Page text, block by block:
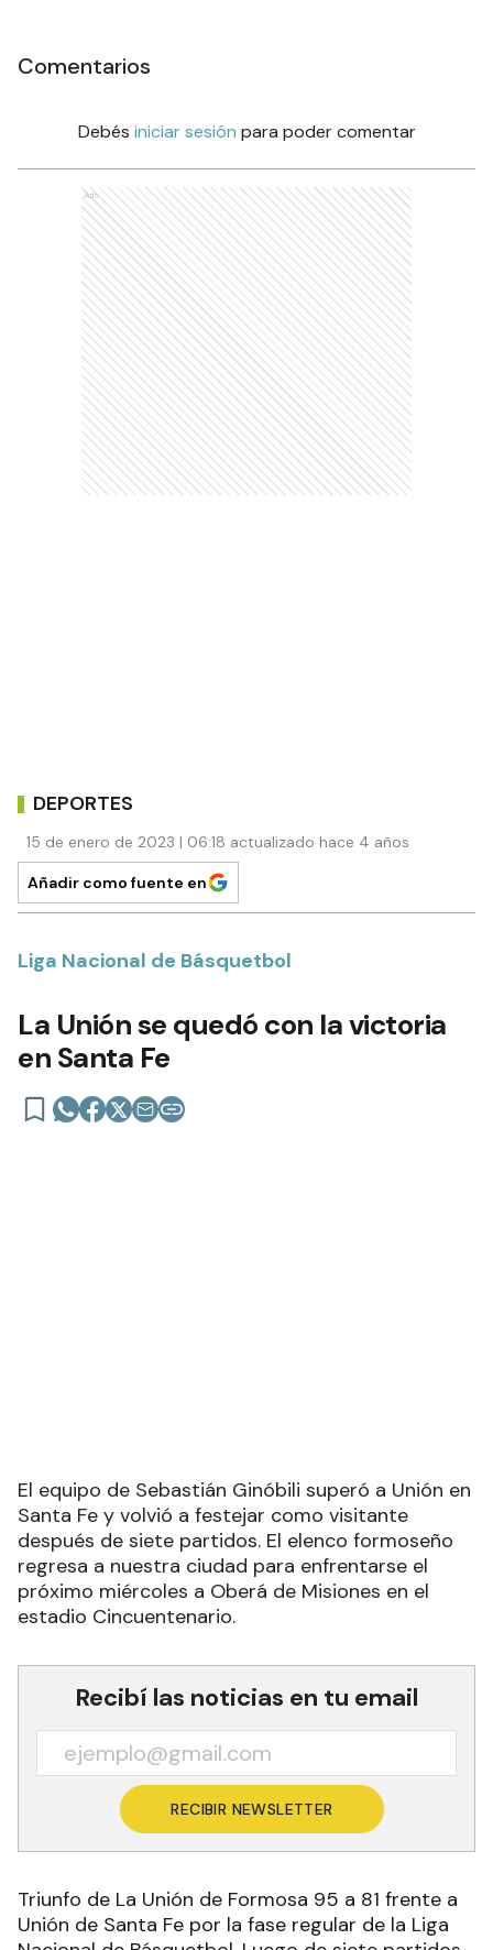
Comentarios
Debésiniciar sesiónpara poder comentar
Ads
DEPORTES
15 de enero de 2023 | 06:18 actualizado hace 4 años
Liga Nacional de Básquetbol
La Unión se quedó con la victoria
en Santa Fe
El equipo de Sebastián Ginóbili superó a Unión en
Santa Fe y volvió a festejar como visitante
después de siete partidos. El elenco formoseño
regresa a nuestra ciudad para enfrentarse el
estadio Cincuentenario.
Recibí las noticias en tu email